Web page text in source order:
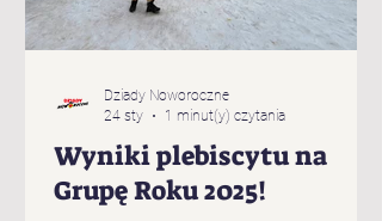
Wyniki plebiscytu na
Grupę Roku 2025!
Dziady Noworoczne
24 sty
1 minut(y) czytania